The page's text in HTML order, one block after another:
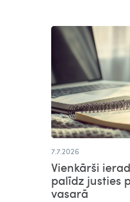
7.7.2026
Vienkārši
palīdz justies
vasarā​